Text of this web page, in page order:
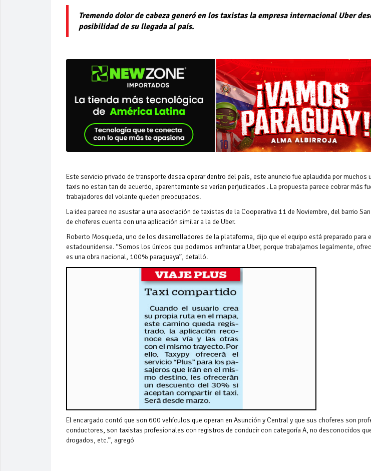
Tremendo dolor de cabeza generó en los taxistas la empresa internacional Uber
posibilidad de su llegada al país.
Este servicio privado de transporte desea operar dentro del país, este anuncio fue aplaudida por muchos
taxis no estan tan de acuerdo, aparentemente se verían perjudicados . La propuesta parece cobrar más
trabajadores del volante queden preocupados.
La idea parece no asustar a una asociación de taxistas de la Cooperativa 11 de Noviembre, del barrio
de choferes cuenta con una aplicación similar a la de Uber.
Roberto Mosqueda, uno de los desarrolladores de la plataforma, dijo que el equipo está preparado para
estadounidense. “Somos los únicos que podemos enfrentar a Uber, porque trabajamos legalmente,
es una obra nacional, 100% paraguaya”, detalló.
El encargado contó que son 600 vehículos que operan en Asunción y Central y que sus choferes son
conductores, son taxistas profesionales con registros de conducir con categoría A, no desconocidos
drogados, etc.”, agregó